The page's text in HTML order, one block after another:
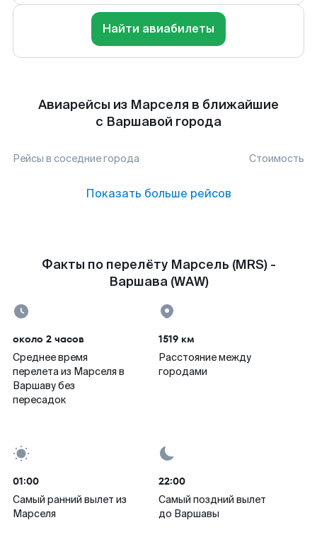
Найти авиабилеты
Авиарейсы из Марселя в ближайшие
с Варшавой города
Рейсы в соседние города Стоимость
Показать больше рейсов
Факты по перелёту Марсель (MRS) -
Варшава (WAW)
около 2 часов
Среднее время
перелета из Марселя в
Варшаву без
пересадок
1519 км
Расстояние между
городами
01:00
Самый ранний вылет из
Марселя
22:00
Самый поздний вылет
до Варшавы